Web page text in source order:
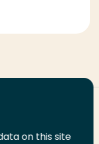
on this site